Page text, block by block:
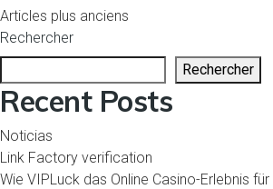
Navigation
des
articles
Articles plus anciens
Rechercher
Rechercher
Recent Posts
Noticias
Link Factory verification
Wie VIPLuck das Online Casino-Erlebnis